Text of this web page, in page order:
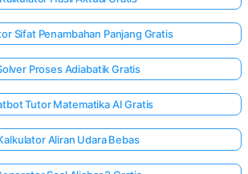
Sifat Penambahan Panjang Gratis
Proses Adiabatik Gratis
Tutor Matematika AI Gratis
Aliran Udara Bebas